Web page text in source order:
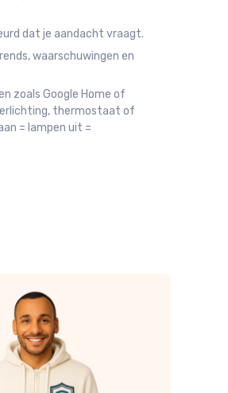
dat je aandacht vraagt.
waarschuwingen en
zoals Google Home of
thermostaat of
= lampen uit =